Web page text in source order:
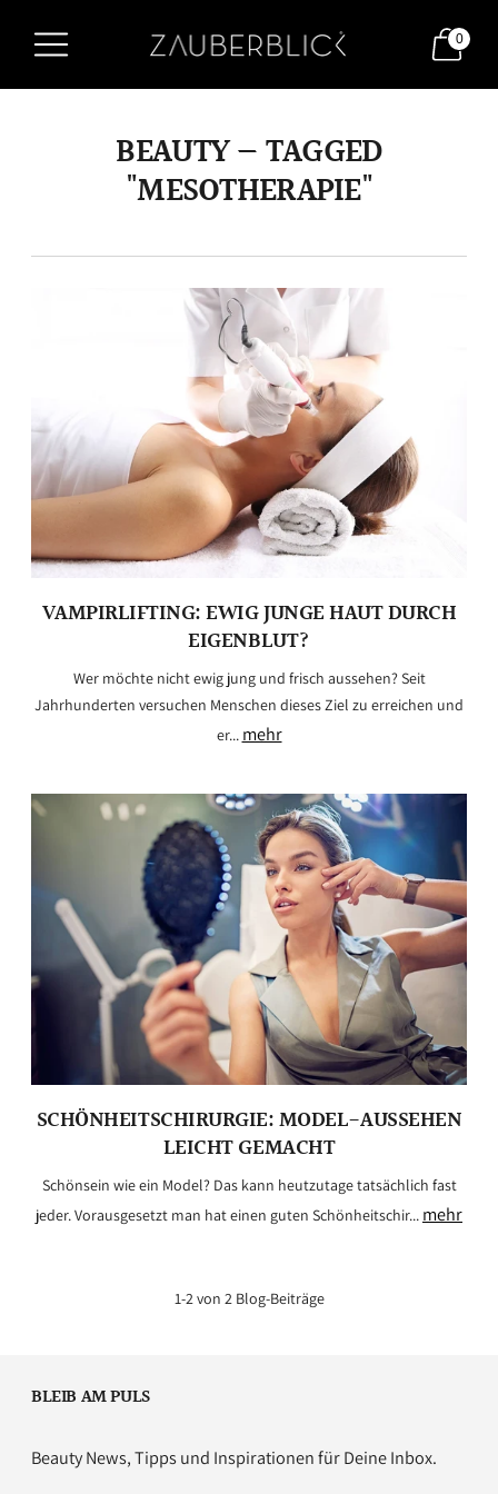
0
BEAUTY — TAGGED
"MESOTHERAPIE"
VAMPIRLIFTING: EWIG JUNGE HAUT DURCH
EIGENBLUT?
Wer möchte nicht ewig jung und frisch aussehen? Seit
Jahrhunderten versuchen Menschen dieses Ziel zu erreichen und
er... mehr
SCHÖNHEITSCHIRURGIE: MODEL-AUSSEHEN
LEICHT GEMACHT
Schönsein wie ein Model? Das kann heutzutage tatsächlich fast
jeder. Vorausgesetzt man hat einen guten Schönheitschir... mehr
1-2 von 2 Blog-Beiträge
BLEIB AM PULS
Beauty News, Tipps und Inspirationen für Deine Inbox.